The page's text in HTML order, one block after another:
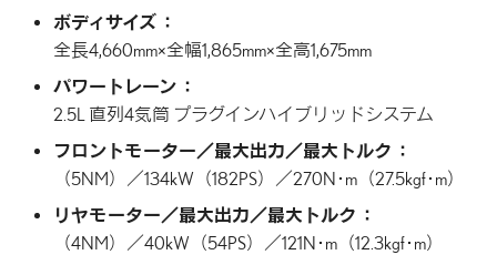
ボディサイズ
全長4,660mm×全幅1,865mm×全高1,675mm
パワートレーン
2.5L 直列4気筒 プラグインハイブリッド システム
フロントモーター／最大出力／最大トルク
（5NM）／134kW（182PS）／270N･m（27.5kgf･m）
リヤモーター／最大出力／最大トルク
（4NM）／40kW（54PS）／121N･m（12.3kgf･m）